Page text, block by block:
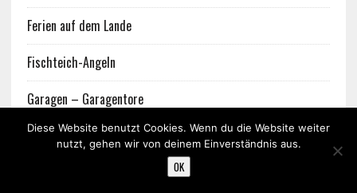
Ferien auf dem Lande
Fischteich-Angeln
Garagen – Garagentore
Gartenzäune, Tore
Diese Website benutzt Cookies. Wenn du die Website weiter
nutzt, gehen wir von deinem Einverständnis aus.
OK